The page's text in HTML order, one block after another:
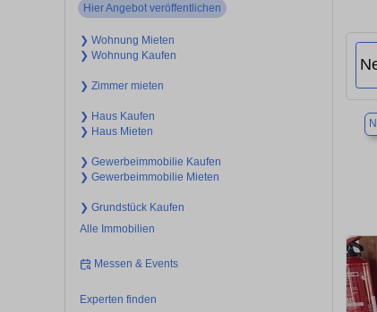
Hier Angebot veröffentlichen
❯ Wohnung Mieten
❯ Wohnung Kaufen
❯ Zimmer mieten
❯ Haus Kaufen
❯ Haus Mieten
❯ Gewerbeimmobilie Kaufen
❯ Gewerbeimmobilie Mieten
❯ Grundstück Kaufen
Alle Immobilien
Messen & Events
Experten finden